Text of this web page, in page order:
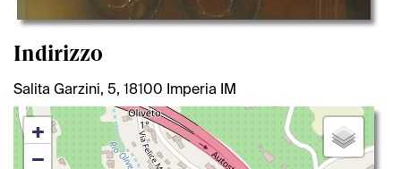
Indirizzo
Salita Garzini, 5, 18100 Imperia IM
+
−